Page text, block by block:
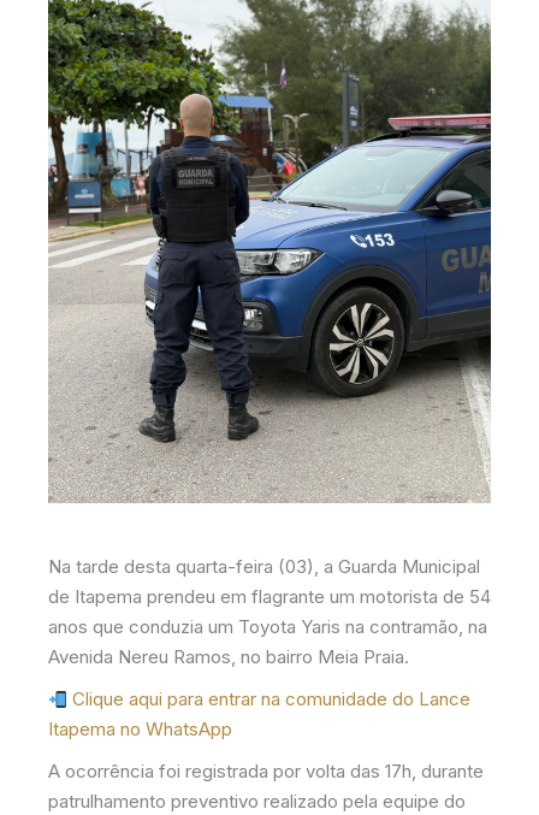
Na tarde desta quarta-feira (03), a Guarda Municipal
de Itapema prendeu em flagrante um motorista de 54
anos que conduzia um Toyota Yaris na contramão, na
Avenida Nereu Ramos, no bairro Meia Praia.
Clique aqui para entrar na comunidade do Lance
Itapema no WhatsApp
A ocorrência foi registrada por volta das 17h, durante
patrulhamento preventivo realizado pela equipe do